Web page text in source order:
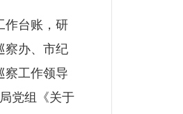
作台账，研
察办、市纪
察工作领导
党组《关于